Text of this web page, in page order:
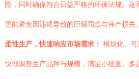
险，同时确保符合日益严格的环保法规。这
更能避免因违规导致的巨额罚款与停产损失。
柔性生产，快速响应市场需求： 模块化、
快地调整生产品种与规模，满足小批量、多